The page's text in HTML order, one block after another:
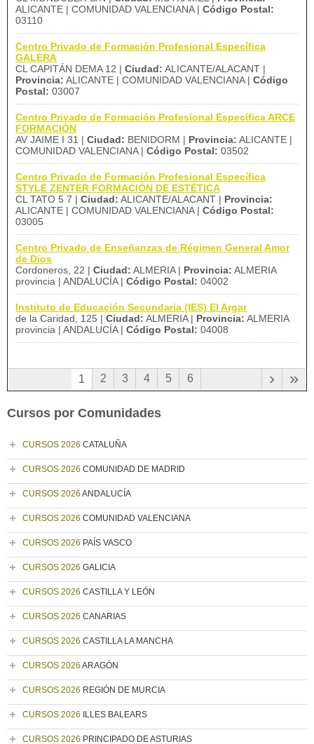
ALICANTE | COMUNIDAD VALENCIANA | Código Postal:
03110
Centro Privado de Formación Profesional Específica
GALERA
CL CAPITÁN DEMA 12 | Ciudad: ALICANTE/ALACANT |
Provincia: ALICANTE | COMUNIDAD VALENCIANA | Código
Postal: 03007
Centro Privado de Formación Profesional Específica ARCE
FORMACIÓN
AV JAIME I 31 | Ciudad: BENIDORM | Provincia: ALICANTE |
COMUNIDAD VALENCIANA | Código Postal: 03502
Centro Privado de Formación Profesional Específica
STYLE ZENTER FORMACIÓN DE ESTÉTICA
CL TATO 5 7 | Ciudad: ALICANTE/ALACANT | Provincia:
ALICANTE | COMUNIDAD VALENCIANA | Código Postal:
03005
Centro Privado de Enseñanzas de Régimen General Amor
de Dios
Cordoneros, 22 | Ciudad: ALMERIA | Provincia: ALMERIA
provincia | ANDALUCÍA | Código Postal: 04002
Instituto de Educación Secundaria (IES) El Argar
de la Caridad, 125 | Ciudad: ALMERIA | Provincia: ALMERIA
provincia | ANDALUCÍA | Código Postal: 04008
1 2 3 4 5 6 »
›
Cursos por Comunidades
CURSOS 2026 CATALUÑA
CURSOS 2026 COMUNIDAD DE MADRID
CURSOS 2026 ANDALUCÍA
CURSOS 2026 COMUNIDAD VALENCIANA
CURSOS 2026 PAÍS VASCO
CURSOS 2026 GALICIA
CURSOS 2026 CASTILLA Y LEÓN
CURSOS 2026 CANARIAS
CURSOS 2026 CASTILLA LA MANCHA
CURSOS 2026 ARAGÓN
CURSOS 2026 REGIÓN DE MURCIA
CURSOS 2026 ILLES BALEARS
CURSOS 2026 PRINCIPADO DE ASTURIAS